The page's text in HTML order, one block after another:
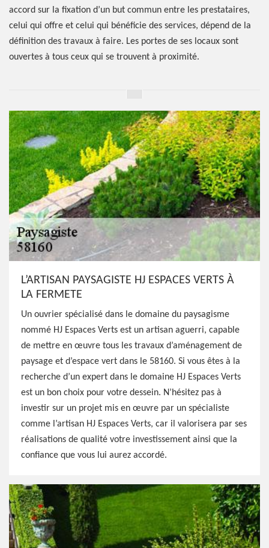
accord sur la fixation d’un but commun entre les prestataires,
celui qui offre et celui qui bénéficie des services, dépend de la
définition des travaux à faire. Les portes de ses locaux sont
ouvertes à tous ceux qui se trouvent à proximité.
L’ARTISAN PAYSAGISTE HJ ESPACES VERTS À
LA FERMETE
Un ouvrier spécialisé dans le domaine du paysagisme
nommé HJ Espaces Verts est un artisan aguerri, capable
de mettre en œuvre tous les travaux d’aménagement de
paysage et d’espace vert dans le 58160. Si vous êtes à la
recherche d’un expert dans le domaine HJ Espaces Verts
est un bon choix pour votre dessein. N’hésitez pas à
investir sur un projet mis en œuvre par un spécialiste
comme l’artisan HJ Espaces Verts, car il valorisera par ses
réalisations de qualité votre investissement ainsi que la
confiance que vous lui aurez accordé.